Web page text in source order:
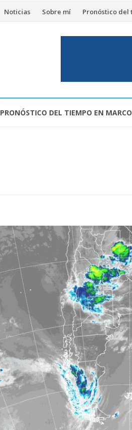
Noticias Sobre mí Pronóstico del
PRONÓSTICO DEL TIEMPO EN